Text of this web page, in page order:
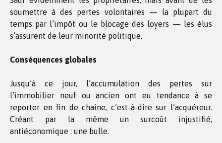
soumettre à des pertes volontaires — la plupart du
temps par l’impôt ou le blocage des loyers — les élus
s’assurent de leur minorité politique.
Conséquences globales
Jusqu’à ce jour, l’accumulation des pertes sur
l’immobilier neuf ou ancien ont eu tendance à se
reporter en fin de chaine, c’est-à-dire sur l’acquéreur.
Créant par la même un surcoût injustifié,
antiéconomique : une bulle.